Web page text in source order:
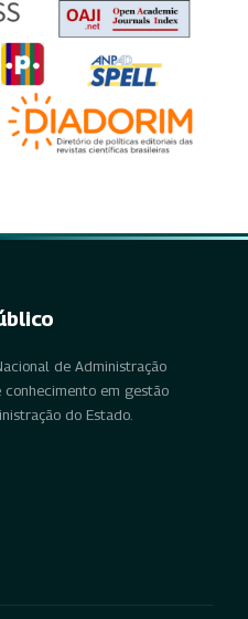
de Administração
em gestão
do Estado.